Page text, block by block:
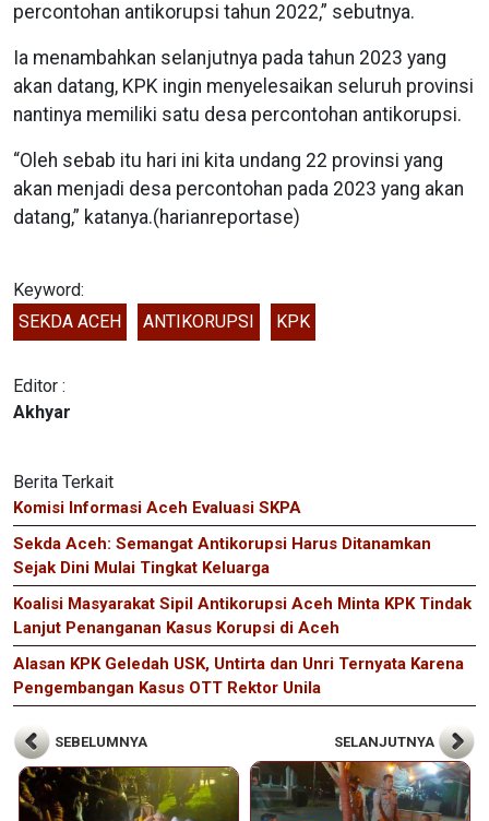
percontohan antikorupsi tahun 2022,” sebutnya.
Ia menambahkan selanjutnya pada tahun 2023 yang
akan datang, KPK ingin menyelesaikan seluruh provinsi
nantinya memiliki satu desa percontohan antikorupsi.
“Oleh sebab itu hari ini kita undang 22 provinsi yang
akan menjadi desa percontohan pada 2023 yang akan
datang,” katanya.(harianreportase)
Keyword:
SEKDA ACEH
ANTIKORUPSI KPK
Editor :
Akhyar
Berita Terkait
Komisi Informasi Aceh Evaluasi SKPA
Sekda Aceh: Semangat Antikorupsi Harus Ditanamkan
Sejak Dini Mulai Tingkat Keluarga
Koalisi Masyarakat Sipil Antikorupsi Aceh Minta KPK Tindak
Lanjut Penanganan Kasus Korupsi di Aceh
Alasan KPK Geledah USK, Untirta dan Unri Ternyata Karena
Pengembangan Kasus OTT Rektor Unila
SEBELUMNYA SELANJUTNYA